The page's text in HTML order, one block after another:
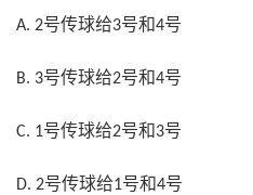
A. 2号传球给3号和4号
B. 3号传球给2号和4号
C. 1号传球给2号和3号
D. 2号传球给1号和4号